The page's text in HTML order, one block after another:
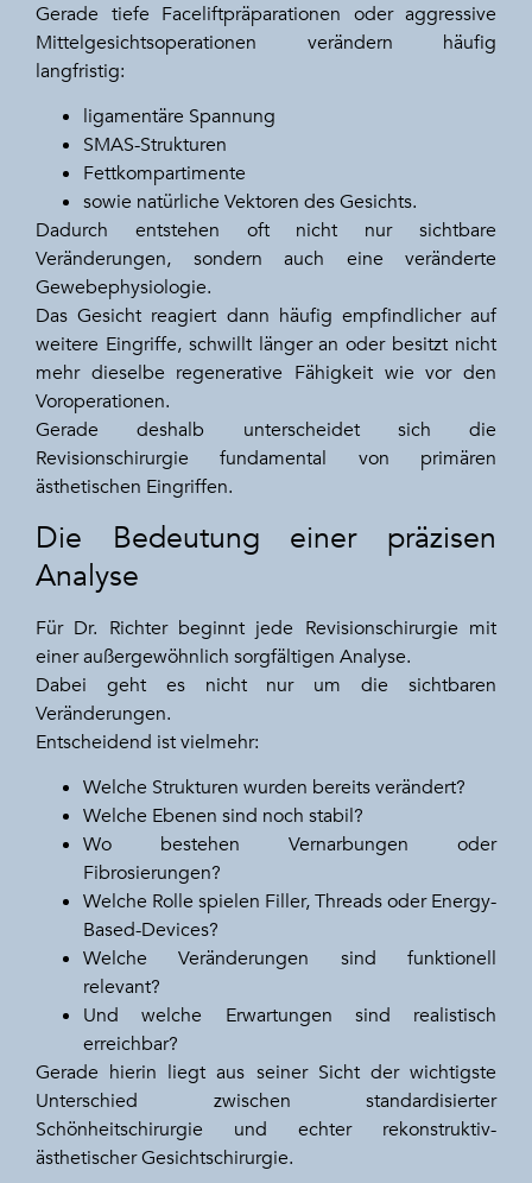
Gerade tiefe Faceliftpräparationen oder aggressive
Mittelgesichtsoperationen verändern häufig
langfristig:
ligamentäre Spannung
SMAS-Strukturen
Fettkompartimente
sowie natürliche Vektoren des Gesichts.
Dadurch entstehen oft nicht nur sichtbare
Veränderungen, sondern auch eine veränderte
Gewebephysiologie.
Das Gesicht reagiert dann häufig empfindlicher auf
weitere Eingriffe, schwillt länger an oder besitzt nicht
mehr dieselbe regenerative Fähigkeit wie vor den
Voroperationen.
Gerade deshalb unterscheidet sich die
Revisionschirurgie fundamental von primären
ästhetischen Eingriffen.
Die Bedeutung einer präzisen
Analyse
Für Dr. Richter beginnt jede Revisionschirurgie mit
einer außergewöhnlich sorgfältigen Analyse.
Dabei geht es nicht nur um die sichtbaren
Veränderungen.
Entscheidend ist vielmehr:
Welche Strukturen wurden bereits verändert?
Welche Ebenen sind noch stabil?
Wo bestehen Vernarbungen oder
Fibrosierungen?
Welche Rolle spielen Filler, Threads oder Energy-
Based-Devices?
Welche Veränderungen sind funktionell
relevant?
Und welche Erwartungen sind realistisch
erreichbar?
Gerade hierin liegt aus seiner Sicht der wichtigste
Unterschied zwischen standardisierter
Schönheitschirurgie und echter rekonstruktiv-
ästhetischer Gesichtschirurgie.